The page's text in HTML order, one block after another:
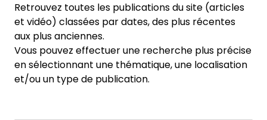
Retrouvez toutes les publications du site (articles
et vidéo) classées par dates, des plus récentes
aux plus anciennes.
Vous pouvez effectuer une recherche plus précise
en sélectionnant une thématique, une localisation
et/ou un type de publication.